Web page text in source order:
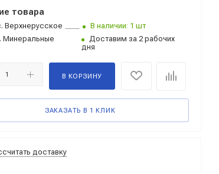
товара
Верхнерусское
В наличии: 1 шт
Минеральные
Доставим за 2 рабочих
дня
В КОРЗИНУ
ЗАКАЗАТЬ В 1 КЛИК
доставку